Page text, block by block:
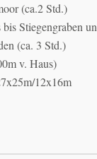
(ca.2 Std.)
Stiegengraben
(ca. 3 Std.)
v. Haus)
12x16m